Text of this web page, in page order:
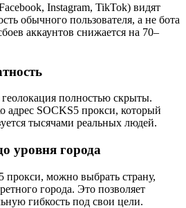
Instagram, TikTok) видят
обычного пользователя, а не бота
аккаунтов снижается на 70–
полностью скрыты.
адрес SOCKS5 прокси, который
тысячами реальных людей.
уровня города
прокси, можно выбрать страну,
города. Это позволяет
гибкость под свои цели.